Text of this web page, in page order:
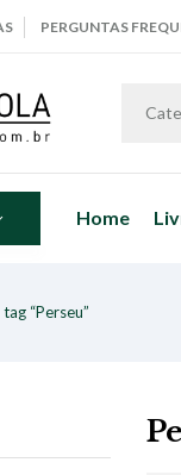
PERGUNTAS
Home
“Perseu”